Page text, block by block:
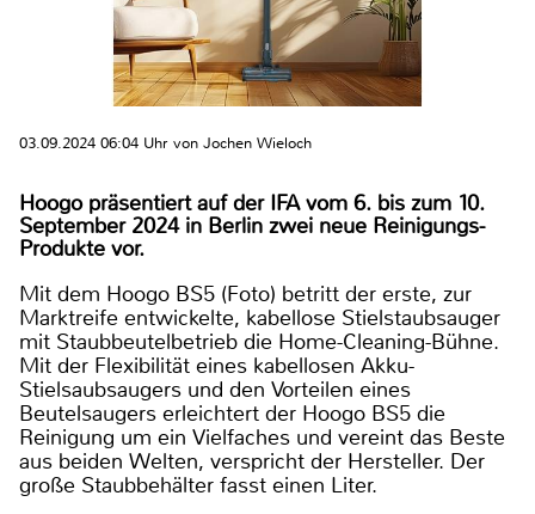
03.09.2024 06:04 Uhr von Jochen Wieloch
Hoogo präsentiert auf der IFA vom 6. bis zum 10.
September 2024 in Berlin zwei neue Reinigungs-
Produkte vor.
Mit dem Hoogo BS5 (Foto) betritt der erste, zur
Marktreife entwickelte, kabellose Stielstaubsauger
mit Staubbeutelbetrieb die Home-Cleaning-Bühne.
Mit der Flexibilität eines kabellosen Akku-
Stielsaubsaugers und den Vorteilen eines
Beutelsaugers erleichtert der Hoogo BS5 die
Reinigung um ein Vielfaches und vereint das Beste
aus beiden Welten, verspricht der Hersteller. Der
große Staubbehälter fasst einen Liter.